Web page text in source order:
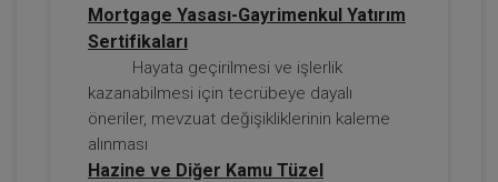
Tüketici Hukuku Enstitüsü
Mortgage Yasası-Gayrimenkul Yatırım
Sertifikaları
Hayata geçirilmesi ve işlerlik
kazanabilmesi için tecrübeye dayalı
öneriler, mevzuat değişikliklerinin kaleme
alınması
Hazine ve Diğer Kamu Tüzel